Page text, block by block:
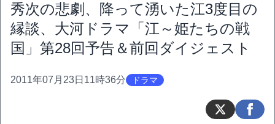
秀次の悲劇、降って湧いた江3度目の
縁談、大河ドラマ「江～姫たちの戦
国」第28回予告＆前回ダイジェスト
2011年07月23日11時36分 ドラマ